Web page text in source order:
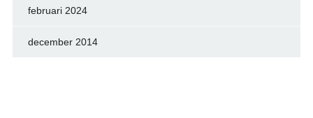
februari 2024
december 2014